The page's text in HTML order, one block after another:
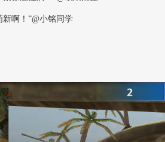
啊！”@小铭同学